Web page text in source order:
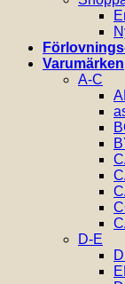
Varumärken
A-C
D-E